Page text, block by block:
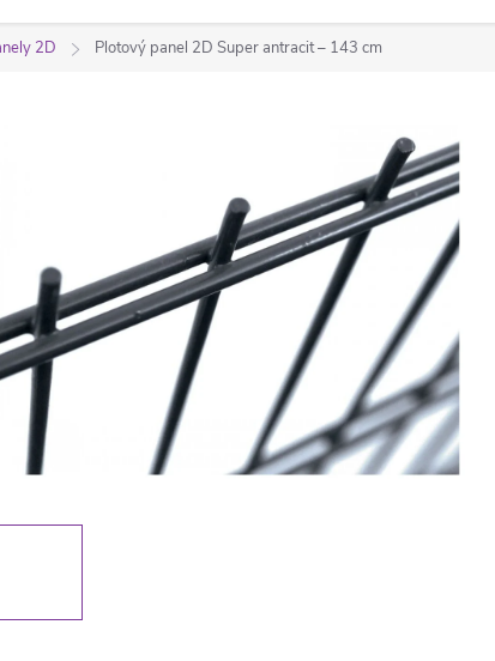
2D Plotový panel 2D Super antracit – 143 cm